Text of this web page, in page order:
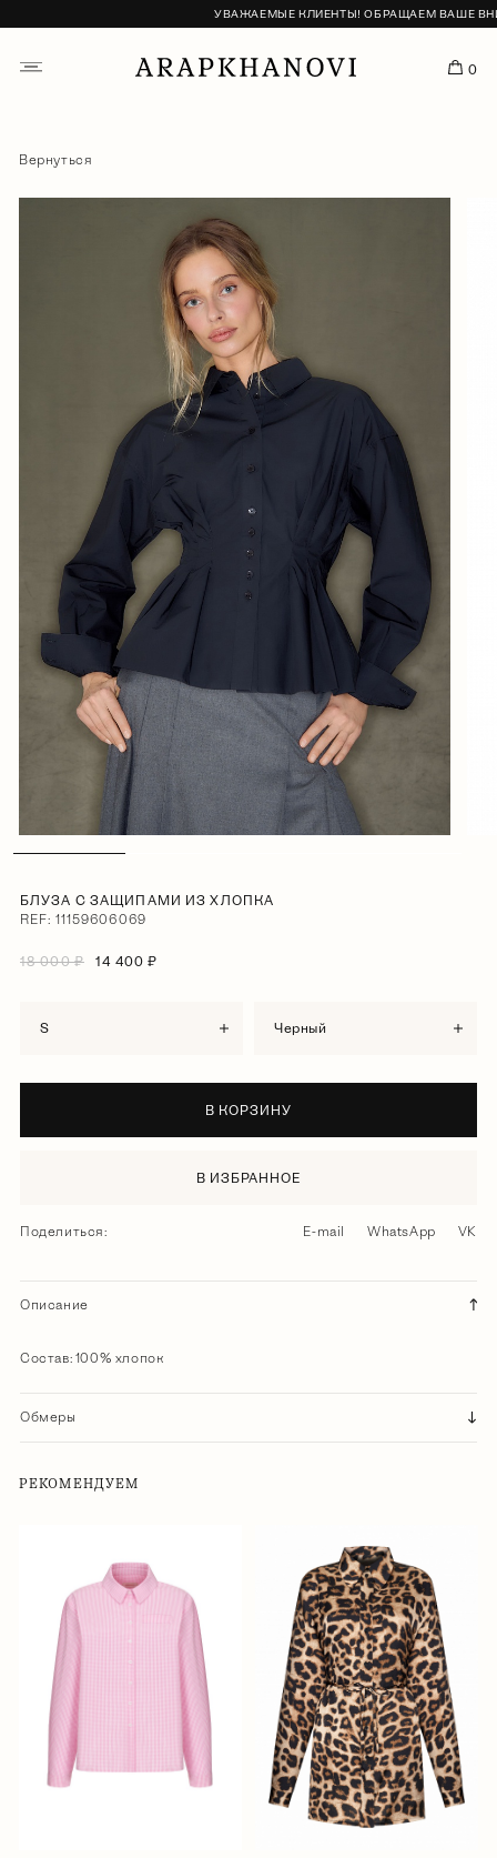
УВАЖАЕМЫЕ КЛИЕНТЫ! ОБРАЩАЕМ ВАШЕ
0
Вернуться
БЛУЗА С ЗАЩИПАМИ ИЗ ХЛОПКА
REF: 11159606069
18 000 ₽ 14 400 ₽
S черный
В КОРЗИНУ
В ИЗБРАННОЕ
Поделиться: E-mail WhatsApp VK
Описание
Состав: 100% хлопок
Обмеры
РЕКОМЕНДУЕМ